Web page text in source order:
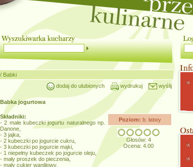
/ Babki
dodaj do ulubionych
wydrukuj wyślij
Babka jogurtowa
Poziom: b. łatwy
Głosów: 4
Ocena: 4.00
Składniki:
- 2 małe kubeczki jogurtu naturalnego np.
Danone,
- 3 jajka,
- 2 kubeczki po jogurcie cukru,
- 3 kubeczki po jogurcie mąki,
- 1 niepełny kubeczek po jogurcie oleju,
- mały proszek do pieczenia,
- mały cukier waniliowy.